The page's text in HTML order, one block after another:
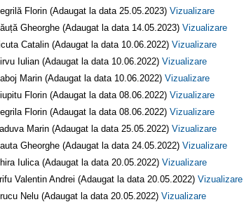
Florin (Adaugat la data 25.05.2023) Vizualizare
Gheorghe (Adaugat la data 14.05.2023) Vizualizare
Catalin (Adaugat la data 10.06.2022) Vizualizare
Iulian (Adaugat la data 10.06.2022) Vizualizare
Marin (Adaugat la data 10.06.2022) Vizualizare
Florin (Adaugat la data 08.06.2022) Vizualizare
Florin (Adaugat la data 08.06.2022) Vizualizare
Marin (Adaugat la data 25.05.2022) Vizualizare
Gheorghe (Adaugat la data 24.05.2022) Vizualizare
Iulica (Adaugat la data 20.05.2022) Vizualizare
Valentin Andrei (Adaugat la data 20.05.2022) Vizualizare
Nelu (Adaugat la data 20.05.2022) Vizualizare